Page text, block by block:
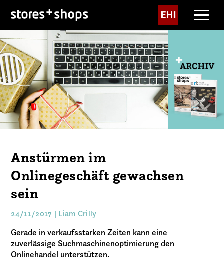
Anstürmen im
Onlinegeschäft gewachsen
sein
24/11/2017 | Liam Crilly
Gerade in verkaufsstarken Zeiten kann eine
zuverlässige Suchmaschinenoptimierung den
Onlinehandel unterstützen.